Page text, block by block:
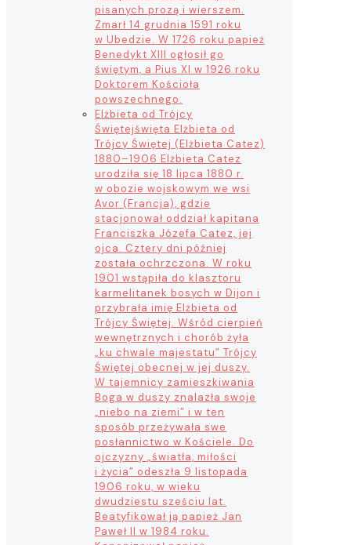
pisanych prozą i wierszem.
Zmarł 14 grudnia 1591 roku
w Ubedzie. W 1726 roku papież
Benedykt XIII ogłosił go
świętym, a Pius XI w 1926 roku
Doktorem Kościoła
powszechnego.
Elżbieta od Trójcy
Świętejświęta Elżbieta od
Trójcy Świętej (Elżbieta Catez)
1880–1906 Elżbieta Catez
urodziła się 18 lipca 1880 r.
w obozie wojskowym we wsi
Avor (Francja), gdzie
stacjonował oddział kapitana
Franciszka Józefa Catez, jej
ojca. Cztery dni później
została ochrzczona. W roku
1901 wstąpiła do klasztoru
karmelitanek bosych w Dijon i
przybrała imię Elżbieta od
Trójcy Świętej. Wśród cierpień
wewnętrznych i chorób żyła
„ku chwale majestatu” Trójcy
Świętej obecnej w jej duszy.
W tajemnicy zamieszkiwania
Boga w duszy znalazła swoje
„niebo na ziemi” i w ten
sposób przeżywała swe
posłannictwo w Kościele. Do
ojczyzny „światła, miłości
i życia” odeszła 9 listopada
1906 roku, w wieku
dwudziestu sześciu lat.
Beatyfikował ją papież Jan
Paweł II w 1984 roku.